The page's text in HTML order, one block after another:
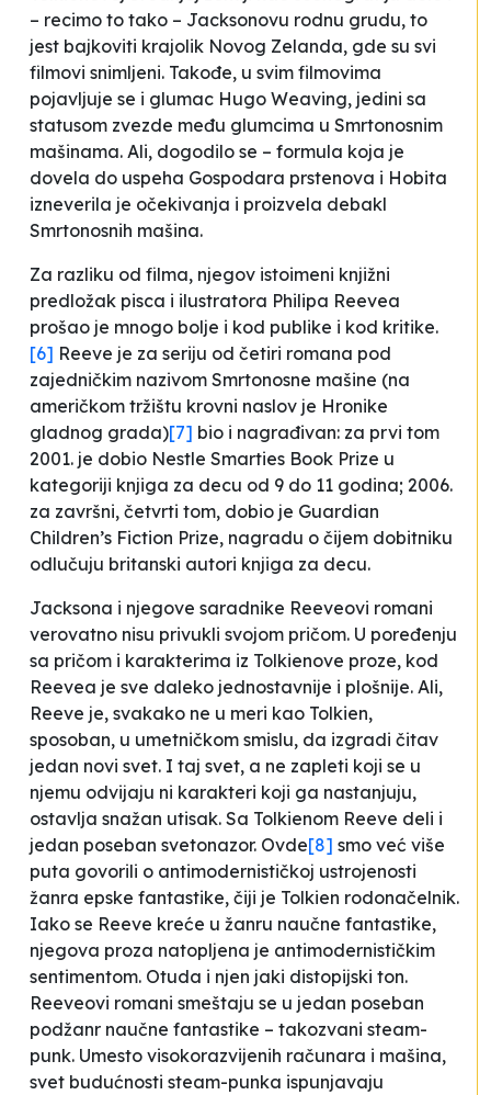
– recimo to tako – Jacksonovu rodnu grudu, to
jest bajkoviti krajolik Novog Zelanda, gde su svi
filmovi snimljeni. Takođe, u svim filmovima
pojavljuje se i glumac Hugo Weaving, jedini sa
statusom zvezde među glumcima u Smrtonosnim
mašinama. Ali, dogodilo se – formula koja je
dovela do uspeha Gospodara prstenova i Hobita
izneverila je očekivanja i proizvela debakl
Smrtonosnih mašina.
Za razliku od filma, njegov istoimeni knjižni
predložak pisca i ilustratora Philipa Reevea
prošao je mnogo bolje i kod publike i kod kritike.
[6] Reeve je za seriju od četiri romana pod
zajedničkim nazivom Smrtonosne mašine (na
američkom tržištu krovni naslov je Hronike
gladnog grada)[7] bio i nagrađivan: za prvi tom
2001. je dobio Nestle Smarties Book Prize u
kategoriji knjiga za decu od 9 do 11 godina; 2006.
za završni, četvrti tom, dobio je Guardian
Children’s Fiction Prize, nagradu o čijem dobitniku
odlučuju britanski autori knjiga za decu.
Jacksona i njegove saradnike Reeveovi romani
verovatno nisu privukli svojom pričom. U poređenju
sa pričom i karakterima iz Tolkienove proze, kod
Reevea je sve daleko jednostavnije i plošnije. Ali,
Reeve je, svakako ne u meri kao Tolkien,
sposoban, u umetničkom smislu, da izgradi čitav
jedan novi svet. I taj svet, a ne zapleti koji se u
njemu odvijaju ni karakteri koji ga nastanjuju,
ostavlja snažan utisak. Sa Tolkienom Reeve deli i
jedan poseban svetonazor. Ovde[8] smo već više
puta govorili o antimodernističkoj ustrojenosti
žanra epske fantastike, čiji je Tolkien rodonačelnik.
Iako se Reeve kreće u žanru naučne fantastike,
njegova proza natopljena je antimodernističkim
sentimentom. Otuda i njen jaki distopijski ton.
Reeveovi romani smeštaju se u jedan poseban
podžanr naučne fantastike – takozvani steam-
punk. Umesto visokorazvijenih računara i mašina,
svet budućnosti steam-punka ispunjavaju